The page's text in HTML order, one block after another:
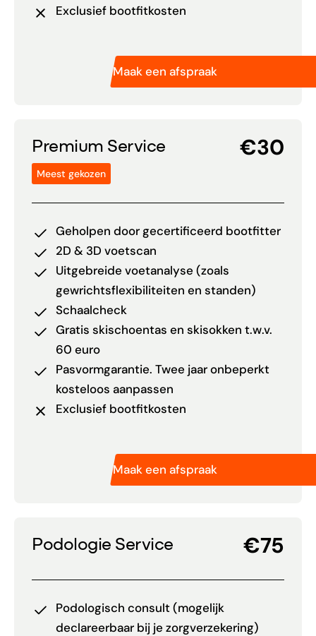
Exclusief bootfitkosten
Maak een afspraak
Premium Service
Meest gekozen
€30
Geholpen door gecertificeerd bootfitter
2D & 3D voetscan
Uitgebreide voetanalyse (zoals
gewrichtsflexibiliteiten en standen)
Schaalcheck
Gratis skischoentas en skisokken t.w.v.
60 euro
Pasvormgarantie. Twee jaar onbeperkt
kosteloos aanpassen
Exclusief bootfitkosten
Maak een afspraak
Podologie Service €75
Podologisch consult (mogelijk
declareerbaar bij je zorgverzekering)